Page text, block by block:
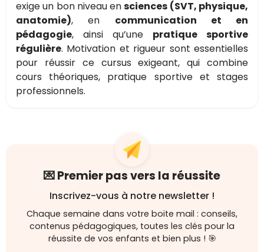
exige un bon niveau ensciences (SVT, physique,
anatomie), en communication et en
pédagogie, ainsi qu’une pratique sportive
régulière. Motivation et rigueur sont essentielles
pour réussir ce cursus exigeant, qui combine
cours théoriques, pratique sportive et stages
professionnels.
💌 Premier pas vers la réussite
Inscrivez-vous à notre newsletter !
Chaque semaine dans votre boite mail : conseils,
contenus pédagogiques, toutes les clés pour la
réussite de vos enfants et bien plus ! 🎯